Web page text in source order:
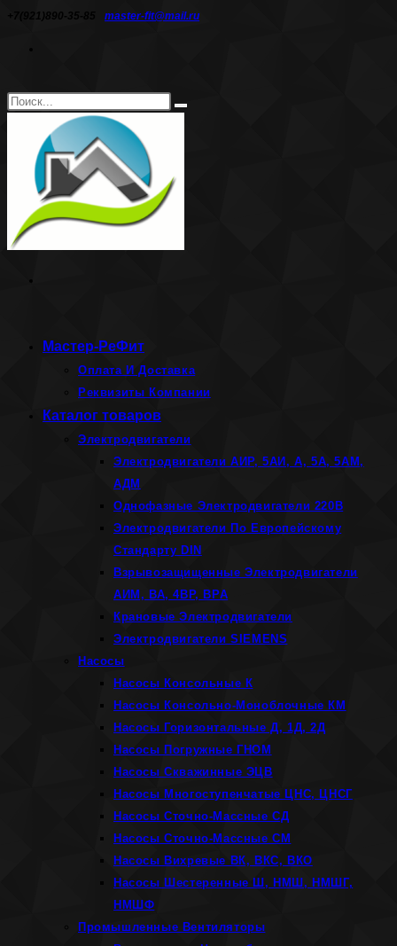
Перейти
+7(921)890-35-85 master-fit@mail.ru
Поиск
сайте
Искать
Мастер-РеФит
Оплата И Доставка
Реквизиты Компании
Каталог товаров
Электродвигатели
Электродвигатели АИР, 5АИ, А, 5А, 5АМ,
АДМ
Однофазные Электродвигатели 220В
Электродвигатели По Европейскому
Стандарту DIN
Взрывозащищенные Электродвигатели
АИМ, ВА, 4ВР, ВРА
Крановые Электродвигатели
Электродвигатели SIEMENS
Насосы
Насосы Консольные К
Насосы Консольно-Моноблочные КМ
Насосы Горизонтальные Д, 1Д, 2Д
Насосы Погружные ГНОМ
Насосы Скважинные ЭЦВ
Насосы Многоступенчатые ЦНС, ЦНСГ
Насосы Сточно-Массные СД
Насосы Сточно-Массные СМ
Насосы Вихревые ВК, ВКС, ВКО
Насосы Шестеренные Ш, НМШ, НМШГ,
НМШФ
Промышленные Вентиляторы